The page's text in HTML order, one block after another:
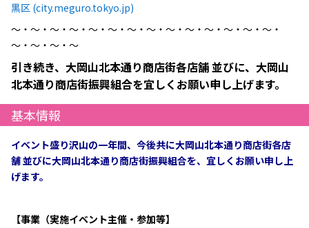
黒区 (city.meguro.tokyo.jp)
～・～・～・～・～・～・～・～・～・～・～・～・～・～・
～・～・～・～
引き続き、大岡山北本通り商店街各店舗 並びに、大岡山
北本通り商店街振興組合を宜しくお願い申し上げます。
基本情報
イベント盛り沢山の一年間、今後共に大岡山北本通り商店街各店
舗 並びに大岡山北本通り商店街振興組合を、宜しくお願い申し上
げます。
【事業（実施イベント主催・参加等】